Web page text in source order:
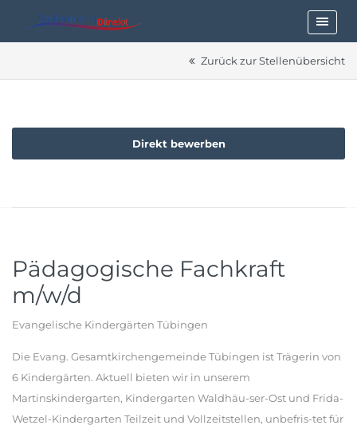
Zurück zur Stellenübersicht
Direkt bewerben
Pädagogische Fachkraft
m/w/d
Evangelische Kindergärten Tübingen
Die Evang. Gesamtkirchengemeinde Tübingen ist Trägerin von
6 Kindergärten. Aktuell bieten wir in unserem
Martinskindergarten, Kindergarten Waldhäu-ser-Ost und Frida-
Wetzel-Kindergarten Teilzeit und Vollzeitstellen, unbefris-tet für